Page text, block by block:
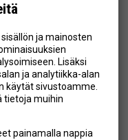
ja mainosten
Lisäksi
ja analytiikka-alan
käytät sivustoamme.
tietoja muihin
painamalla nappia